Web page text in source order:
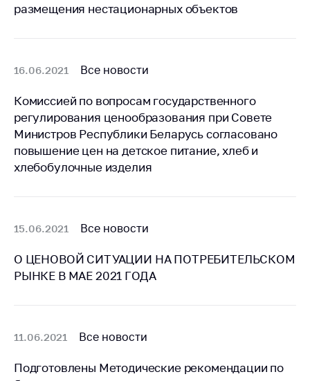
линия
обращения
Сообщить о росте
цен на товары
Сообщить о росте
цен на лекарства и
медицинские
изделия
Адрес и режим
Приемная
Министра
Пресс-служба
государственный
размещения нестационарных объектов
16.06.2021 Все новости
Комиссией по вопросам государственного
регулирования ценообразования при Совете
Министров Республики Беларусь согласовано
повышение цен на детское питание, хлеб и
хлебобулочные изделия
15.06.2021 Все новости
О ЦЕНОВОЙ СИТУАЦИИ НА ПОТРЕБИТЕЛЬСКОМ
РЫНКЕ В МАЕ 2021 ГОДА
11.06.2021 Все новости
Подготовлены Методические рекомендации по